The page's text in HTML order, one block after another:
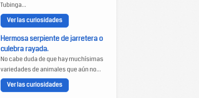
Tubinga...
Ver las curiosidades
Hermosa serpiente de jarretera o
culebra rayada.
No cabe duda de que hay muchísimas
variedades de animales que aún no...
Ver las curiosidades